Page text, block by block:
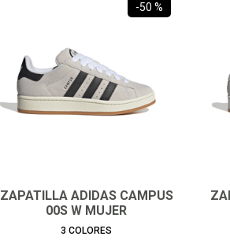
-50 %
ZAPATILLA ADIDAS CAMPUS
00S W MUJER
3 COLORES